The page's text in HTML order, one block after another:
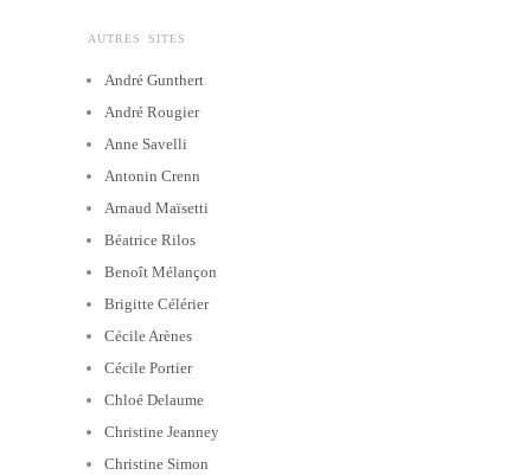
AUTRES SITES
André Gunthert
André Rougier
Anne Savelli
Antonin Crenn
Arnaud Maïsetti
Béatrice Rilos
Benoît Mélançon
Brigitte Célérier
Cécile Arènes
Cécile Portier
Chloé Delaume
Christine Jeanney
Christine Simon